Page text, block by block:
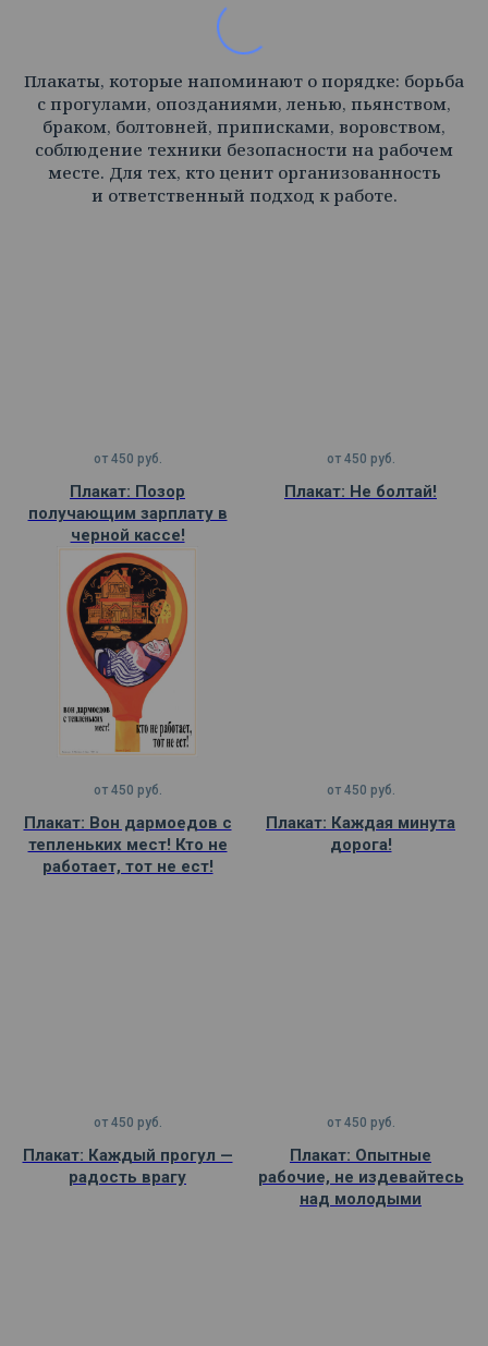
Плакаты, которые напоминают о порядке: борьба
с прогулами, опозданиями, ленью, пьянством,
браком, болтовней, приписками, воровством,
соблюдение техники безопасности на рабочем
месте. Для тех, кто ценит организованность
и ответственный подход к работе.
от 450 руб.
Плакат: Позор
получающим зарплату в
черной кассе!
от 450 руб.
Плакат: Не болтай!
от 450 руб.
Плакат: Вон дармоедов с
тепленьких мест! Кто не
работает, тот не ест!
от 450 руб.
Плакат: Каждая минута
дорога!
от 450 руб.
Плакат: Каждый прогул —
радость врагу
от 450 руб.
Плакат: Опытные
рабочие, не издевайтесь
над молодыми